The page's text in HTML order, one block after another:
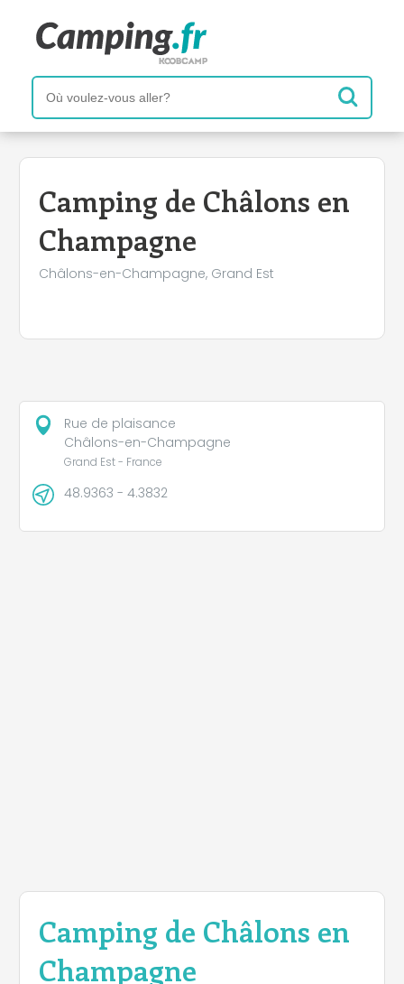
Camping de Châlons en
Champagne
Châlons-en-Champagne, Grand Est
Camping de Châlons en
Champagne
+
−
Rue de plaisance
Châlons-en-Champagne
Grand Est - France
48.9363 - 4.3832